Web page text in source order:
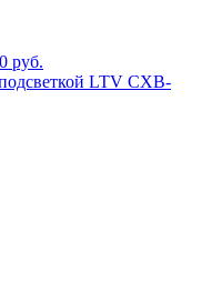
руб.
LTV CXB-